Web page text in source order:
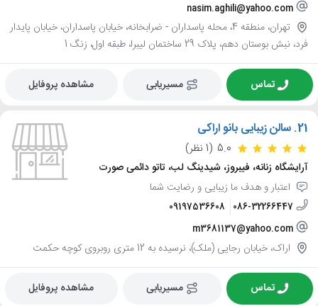
nasim.aghili@yahoo.com
تهران، منطقه 4، محله پاسداران - ضرابخانه، خیابان پاسداران، خیابان پایدار
فرد، نبش بوستان دهم، پلاک 29 ساختمان لیبرا، طبقه اول، زنگ 1
تماس مسیریابی مشاهده پروفایل
21. سالن زیبایی بانو اراکی
5.0 (1 نظر)
آرایشگاه زنانه، فیبروز، شیدینگ لب، تاتو دائمی صورت
اعتبار و هدف ما زیبایی و رضایت شما
086-32266447
09197536608
m3681137@yahoo.com
اراک، خیابان رجایی (ملک)، نرسیده به 12 متری روبروی کوچه حکمت
تماس مسیریابی مشاهده پروفایل